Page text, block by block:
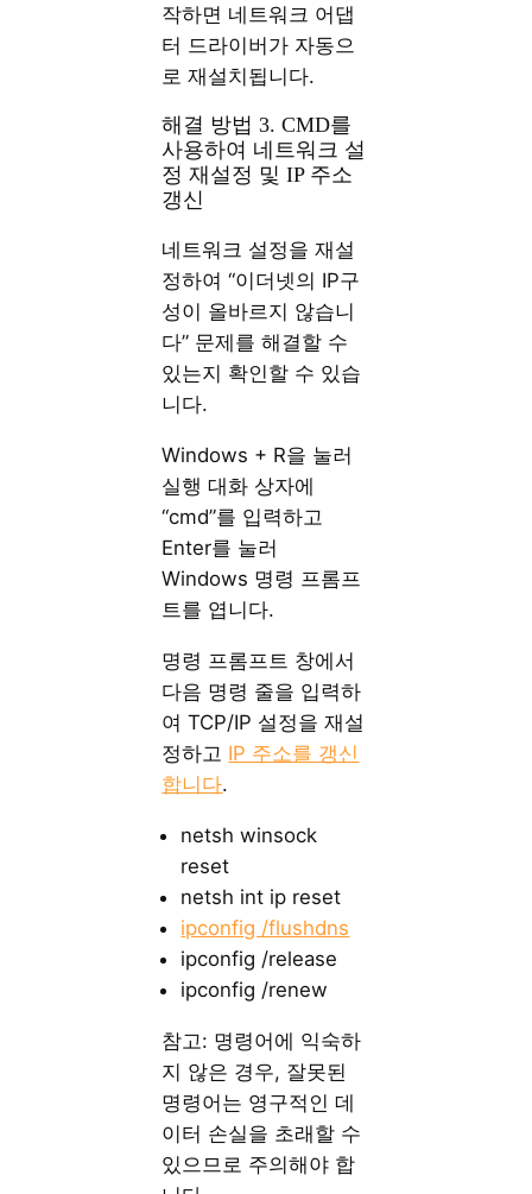
작하면 네트워크 어댑
터 드라이버가 자동으
로 재설치됩니다.
해결 방법 3. CMD를
사용하여 네트워크 설
정 재설정 및 IP 주소
갱신
네트워크 설정을 재설
정하여 “이더넷의 IP구
성이 올바르지 않습니
다” 문제를 해결할 수
있는지 확인할 수 있습
니다.
Windows + R을 눌러
실행 대화 상자에
“cmd”를 입력하고
Enter를 눌러
Windows 명령 프롬프
트를 엽니다.
명령 프롬프트 창에서
다음 명령 줄을 입력하
여 TCP/IP 설정을 재설
정하고 IP 주소를 갱신
합니다.
netsh winsock
reset
netsh int ip reset
ipconfig /flushdns
ipconfig /release
ipconfig /renew
참고: 명령어에 익숙하
지 않은 경우, 잘못된
명령어는 영구적인 데
이터 손실을 초래할 수
있으므로 주의해야 합